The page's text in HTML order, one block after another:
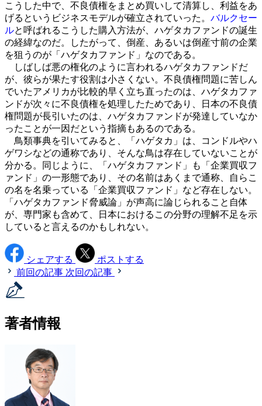
こうした中で、不良債権をまとめ買いして清算し、利益をあ
げるというビジネスモデルが確立されていった。 バルクセー
ルと呼ばれるこうした購入方法が、ハゲタカファンドの誕生
の経緯なのだ。したがって、倒産、あるいは倒産寸前の企業
を狙うのが「ハゲタカファンド」なのである。
しばしば悪の権化のように言われるハゲタカファンドだ
が、彼らが果たす役割は小さくない。不良債権問題に苦しん
でいたアメリカが比較的早く立ち直ったのは、ハゲタカファ
ンドが次々に不良債権を処理したためであり、日本の不良債
権問題が長引いたのは、ハゲタカファンドが発達していなか
ったことが一因だという指摘もあるのである。
鳥類事典を引いてみると、「ハゲタカ」は、コンドルやハ
ゲワシなどの通称であり、そんな鳥は存在していないことが
分かる。同じように、「ハゲタカファンド」も「企業買収フ
ァンド」の一形態であり、その名前はあくまで通称、自らこ
の名を名乗っている「企業買収ファンド」など存在しない。
「ハゲタカファンド脅威論」が声高に論じられること自体
が、専門家も含めて、日本におけるこの分野の理解不足を示
していると言えるのかもしれない。
シェアする
ポストする
前回の記事 次回の記事
著者情報